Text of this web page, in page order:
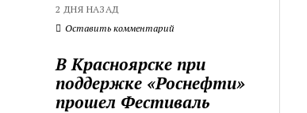
2 ДНЯ НАЗАД
Оставить комментарий
В Красноярске при
поддержке «Роснефти»
прошел Фестиваль